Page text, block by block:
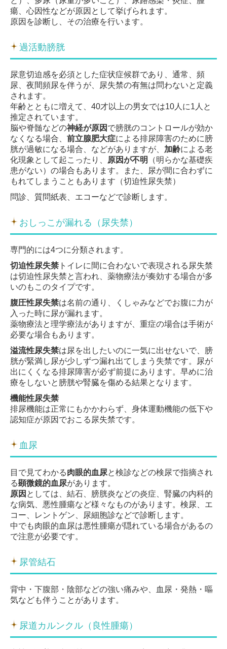
瘍、心因性などが原因として挙げられます。
原因を診断し、その治療を行います。
過活動膀胱
尿意切迫感を必須とした症状症候群であり、通常、頻
尿、夜間頻尿を伴うが、尿失禁の有無は問わないと定義
されます。
年齢とともに増えて、40才以上の男女では10人に1人と
推定されています。
脳や脊髄などの神経が原因 で膀胱のコントロールが効か
なくなる場合、 前立腺肥大症による排尿障害のために膀
胱が過敏になる場合、などがありますが、 加齢による老
化現象として起こったり、
原因が不明
（明らかな基礎疾
患がない）の場合もあります。また、尿が間に合わずに
もれてしまうこともあります（切迫性尿失禁）
問診、質問紙表、エコーなどで診断します。
おしっこが漏れる（尿失禁）
専門的には4つに分類されます。
切迫性尿失禁 トイレに間に合わないで表現される尿失禁
は切迫性尿失禁と言われ、薬物療法が奏効する場合が多
いのもこのタイプです。
腹圧性尿失禁は名前の通り、くしゃみなどでお腹に力が
入った時に尿が漏れます。
薬物療法と理学療法がありますが、重症の場合は手術が
必要な場合もあります。
溢流性尿失禁は尿を出したいのに一気に出せないで、膀
胱が緊満し尿が少しずつ漏れ出てしまう失禁です。尿が
出にくくなる排尿障害が必ず前提にあります。早めに治
療をしないと膀胱や腎臓を傷める結果となります。
機能性尿失禁
排尿機能は正常にもかかわらず、身体運動機能の低下や
認知症が原因でおこる尿失禁です。
血尿
目で見てわかる肉眼的血尿と検診などの検尿で指摘され
る顕微鏡的血尿があります。
原因 としては、結石、膀胱炎などの炎症、腎臓の内科的
な病気、悪性腫瘍など様々なものがあります。検尿、エ
コー、レントゲン、尿細胞診などで診断します。
中でも肉眼的血尿は悪性腫瘍が隠れている場合があるの
で注意が必要です。
尿管結石
背中・下腹部・陰部などの強い痛みや、血尿・発熱・嘔
気なども伴うことがあります。
尿道カルンクル（良性腫瘍）